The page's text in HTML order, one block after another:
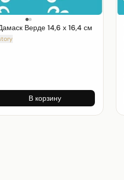
Верде 14,6 х 16,4 см
В корзину